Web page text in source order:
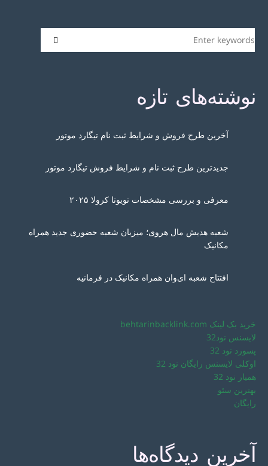
نوشته‌های تازه
آخرین طرح فروش و شرایط ثبت نام تیگارد موتور
جدیدترین طرح ثبت نام و شرایط فروش تیگارد موتور
معرفی و بررسی مشخصات تویوتا کرولا ۲۰۲۵
شعبه هدیش مال هروی؛ میزبان شعبه حضوری جدید همراه
مکانیک
افتتاح شعبه ای‌وان همراه مکانیک در فرمانیه
خرید بک لینک behtarinbacklink.com
لایسنس نود32
پسورد نود 32
اوکلی لایسنس رایگان نود 32
همیار نود 32
بهترین سئو
رایگان
آخرین دیدگاه‌ها